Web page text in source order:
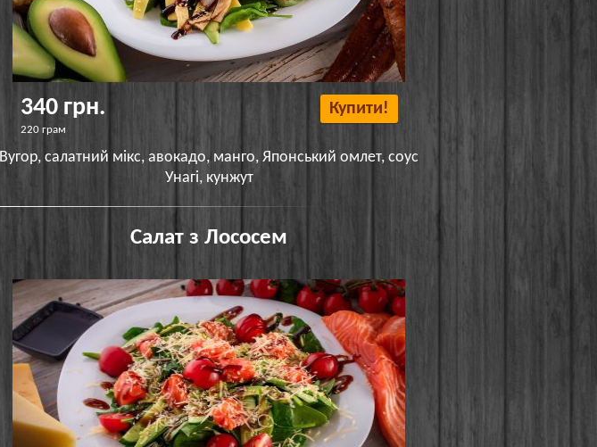
340 грн.
220 грам
Купити!
Вугор, салатний мікс, авокадо, манго, Японський омлет, соус
Унагі, кунжут
Салат з Лососем